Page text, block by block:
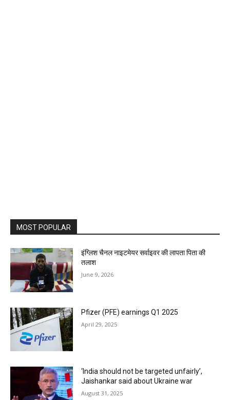
MOST POPULAR
इंग्लिश चैनल नाइटमेयर सर्वाइवर की लापता पिता की
तलाश
June 9, 2026
Pfizer (PFE) earnings Q1 2025
April 29, 2025
‘India should not be targeted unfairly’,
Jaishankar said about Ukraine war
August 31, 2025